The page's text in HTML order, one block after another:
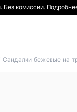
Без комиссии.
Сандалии бежевые на